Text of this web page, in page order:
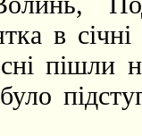
в
пішли